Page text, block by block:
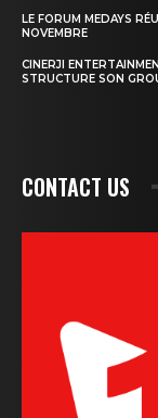
LE FORUM MEDAYS
NOVEMBRE
CINERJI
STRUCTURE SON
CONTACT US